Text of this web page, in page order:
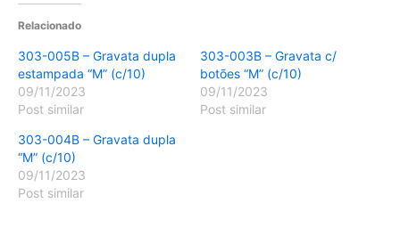
Relacionado
303-005B – Gravata dupla
estampada “M” (c/10)
09/11/2023
Post similar
303-003B – Gravata c/
botões “M” (c/10)
09/11/2023
Post similar
303-004B – Gravata dupla
“M” (c/10)
09/11/2023
Post similar